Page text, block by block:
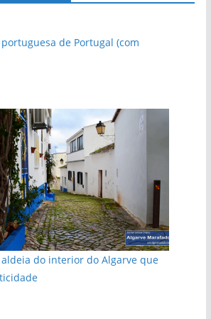
de Portugal (com
aldeia do interior do Algarve que